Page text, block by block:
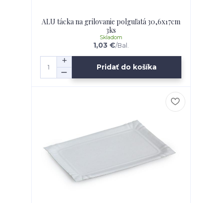
ALU tácka na grilovanie polguľatá 30,6x17cm
3ks
1,03 €/Bal.
Skladom
Pridať do košíka